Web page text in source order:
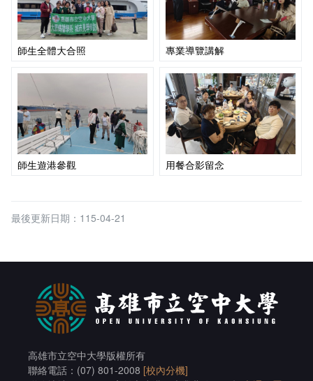
師生全體大合照 專業導覽講解
師生遊港參觀 用餐合影留念
最後更新日期：115-04-21
高雄市立空中大學版權所有
聯絡電話：(07) 801-2008 [校內分機]